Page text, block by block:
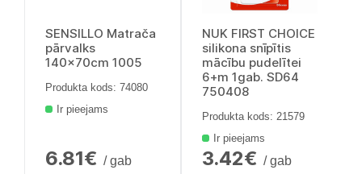
SENSILLO Matrača
pārvalks
140x70cm 1005
Produkta kods: 74080
Ir pieejams
6.81€ / gab
NUK FIRST CHOICE
silikona snīpītis
mācību pudelītei
6+m 1gab. SD64
750408
Produkta kods: 21579
Ir pieejams
3.42€ / gab